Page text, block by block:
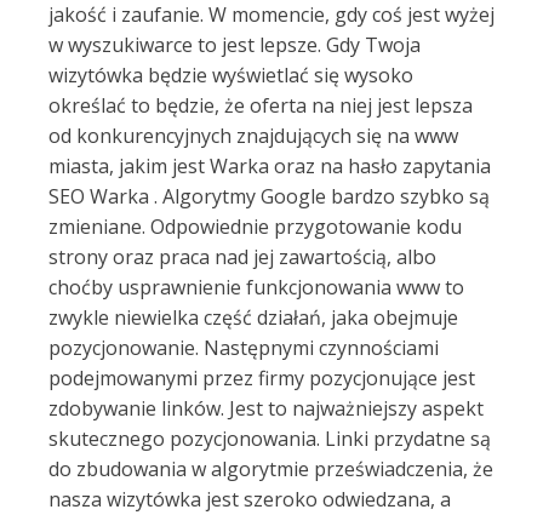
jakość i zaufanie. W momencie, gdy coś jest wyżej
w wyszukiwarce to jest lepsze. Gdy Twoja
wizytówka będzie wyświetlać się wysoko
określać to będzie, że oferta na niej jest lepsza
od konkurencyjnych znajdujących się na www
miasta, jakim jest Warka oraz na hasło zapytania
SEO Warka . Algorytmy Google bardzo szybko są
zmieniane. Odpowiednie przygotowanie kodu
strony oraz praca nad jej zawartością, albo
choćby usprawnienie funkcjonowania www to
zwykle niewielka część działań, jaka obejmuje
pozycjonowanie. Następnymi czynnościami
podejmowanymi przez firmy pozycjonujące jest
zdobywanie linków. Jest to najważniejszy aspekt
skutecznego pozycjonowania. Linki przydatne są
do zbudowania w algorytmie przeświadczenia, że
nasza wizytówka jest szeroko odwiedzana, a